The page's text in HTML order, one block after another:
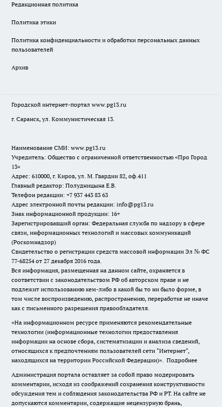
Редакционная политика
Политика этики
Политика конфиденциальности и обработки персональных данных
пользователей
Архив
Городской интернет-портал www.pg13.ru
г. Саранск, ул. Коммунистическая 13.
Наименование СМИ: www.pg13.ru
Учредитель: Общество с ограниченной ответственностью «Про Город
13»
Адрес: 610000, г. Киров, ул. М. Гвардии 82, оф.411
Главный редактор: Полудницына Е.В.
Телефон редакции: +7 937 443 83 63
Адрес электронной почты редакции: info@pg13.ru
Знак информационной продукции: 16+
Зарегистрировавший орган: Федеральная служба по надзору в сфере
связи, информационных технологий и массовых коммуникаций
(Роскомнадзор)
Свидетельство о регистрации средств массовой информации Эл № ФС
77-68254 от 27 декабря 2016 года.
Вся информация, размещенная на данном сайте, охраняется в
соответствии с законодательством РФ об авторском праве и не
подлежит использованию кем-либо в какой бы то ни было форме, в
том числе воспроизведению, распространению, переработке не иначе
как с письменного разрешения правообладателя.
«На информационном ресурсе применяются рекомендательные
технологии (информационные технологии предоставления
информации на основе сбора, систематизации и анализа сведений,
относящихся к предпочтениям пользователей сети "Интернет",
находящихся на территории Российской Федерации)». Подробнее
Администрация портала оставляет за собой право модерировать
комментарии, исходя из соображений сохранения конструктивности
обсуждения тем и соблюдения законодательства РФ и РТ. На сайте не
допускаются комментарии, содержащие нецензурную брань,